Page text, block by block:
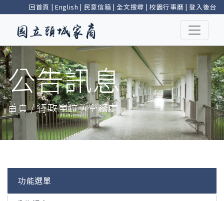
回首頁 | English | 民意信箱 |全文搜尋 | 校園行事曆 |登入後台
公告訊息
首頁 / 行政單位 / 學務處
功能選單